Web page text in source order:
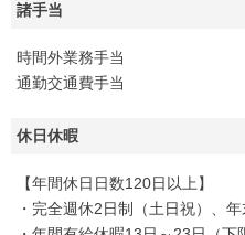
諸手当
時間外業務手当
通勤交通費手当
休日休暇
【年間休日日数120日以上】
・完全週休2日制（土日祝）、